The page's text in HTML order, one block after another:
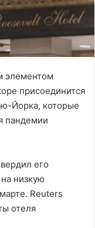
элементом
присоединится
Йорка, которые
пандемии
его
низкую
Reuters
отеля